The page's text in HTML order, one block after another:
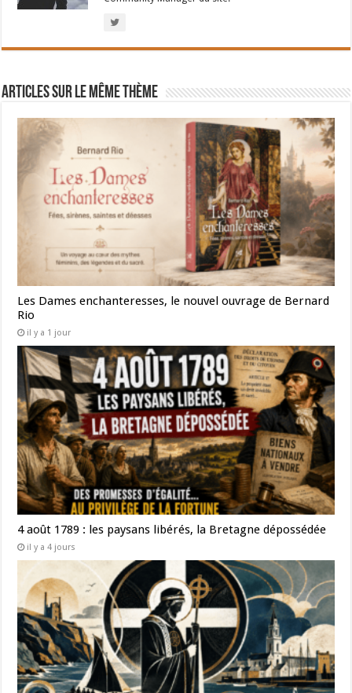
Articles sur le même thème
Les Dames enchanteresses, le nouvel ouvrage de Bernard
Rio
il y a 1 jour
4 août 1789 : les paysans libérés, la Bretagne dépossédée
il y a 4 jours